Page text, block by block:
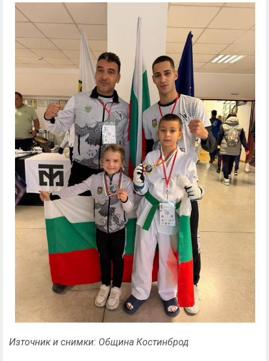
Източник и снимки: Община Костинброд